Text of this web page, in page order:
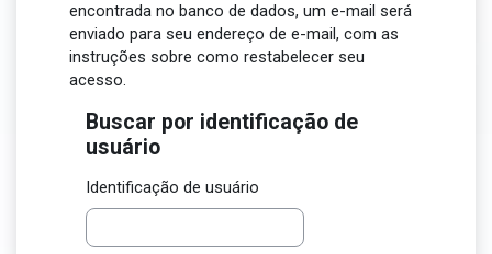
encontrada no banco de dados, um e-mail será
enviado para seu endereço de e-mail, com as
instruções sobre como restabelecer seu
acesso.
Buscar por identificação de usuário
Buscar por identificação de
usuário
Identificação de usuário